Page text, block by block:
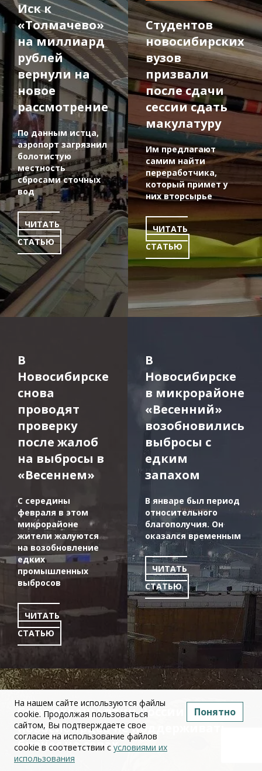
Иск к
«Толмачево»
на миллиард
рублей
вернули на
новое
рассмотрение
По данным истца,
аэропорт загрязнил
болотистую
местность
сбросами сточных
вод
ЧИТАТЬ
СТАТЬЮ
Студентов
новосибирских
вузов
призвали
после сдачи
сессии сдать
макулатуру
Им предлагают
самим найти
переработчика,
который примет у
них вторсырье
ЧИТАТЬ
СТАТЬЮ
В
Новосибирске
снова
проводят
проверку
после жалоб
на выбросы в
«Весеннем»
С середины
февраля в этом
микрорайоне
жители жалуются
на возобновление
едких
промышленных
выбросов
ЧИТАТЬ
СТАТЬЮ
В
Новосибирске
в микрорайоне
«Весенний»
возобновились
выбросы с
едким
запахом
В январе был период
относительного
благополучия. Он
оказался временным
ЧИТАТЬ
СТАТЬЮ
Союз охраны птиц России призвал
новосибирцев не поддерживать
бизнес на совах
На нашем сайте используются файлы
cookie. Продолжая пользоваться
сайтом, Вы подтверждаете свое
согласие на использование файлов
cookie в соответствии с условиями их
использования
Понятно